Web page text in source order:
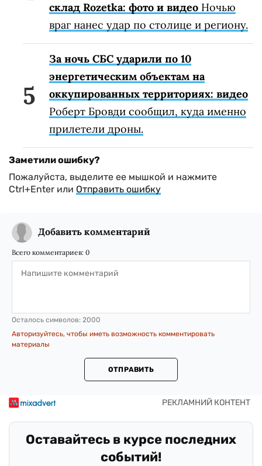
склад Rozetka: фото и видео Ночью
враг нанес удар по столице и региону.
За ночь СБС ударили по 10
энергетическим объектам на
оккупированных территориях: видео
Роберт Бровди сообщил, куда именно
прилетели дроны.
Заметили ошибку?
Пожалуйста, выделите ее мышкой и нажмите
Ctrl+Enter или Отправить ошибку
Добавить комментарий
Всего комментариев: 0
Осталось символов: 2000
Авторизуйтесь, чтобы иметь возможность комментировать
материалы
ОТПРАВИТЬ
Оставайтесь в курсе последних
событий!